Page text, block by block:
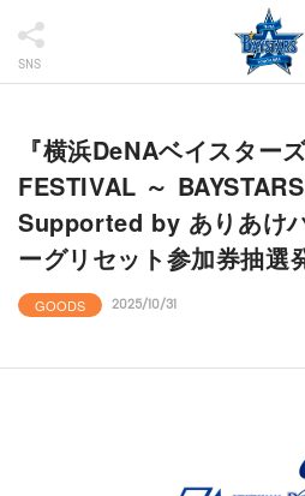
SNS
『横浜DeNAベイスター
FESTIVAL ～
Supported by ありあけ
ーグリセット参加券抽選
GOODS 2025/10/31